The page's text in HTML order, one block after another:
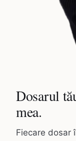
Dosarul
mea.
Fiecare dosar